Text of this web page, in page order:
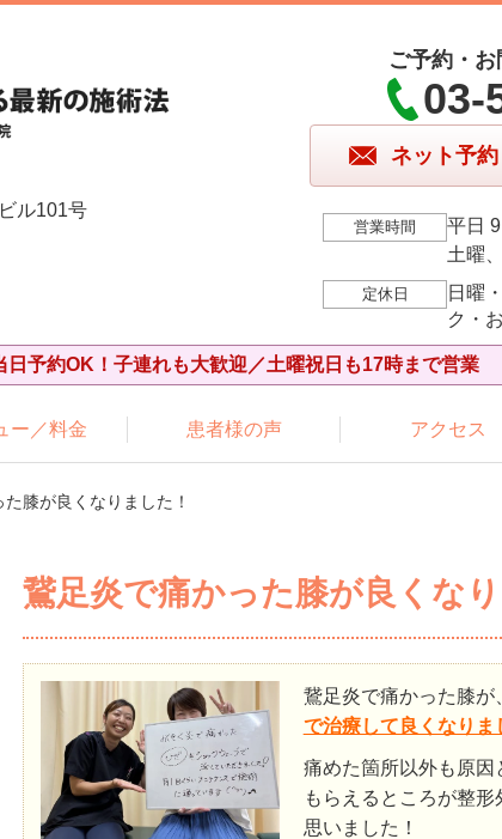
ル101号
ご予約・
03-
ネット予約
営業時間
平日
土曜
定休日
日曜
ク・
日予約OK！子連れも大歓迎／土曜祝日も17時まで営業
ー／料金 患者様の声 アクセス
膝が良くなりました！
鵞足炎で痛かった膝が良くな
鵞足炎で痛かった膝が
で治療して良くなりま
痛めた箇所以外も原
もらえるところが整
思いました！